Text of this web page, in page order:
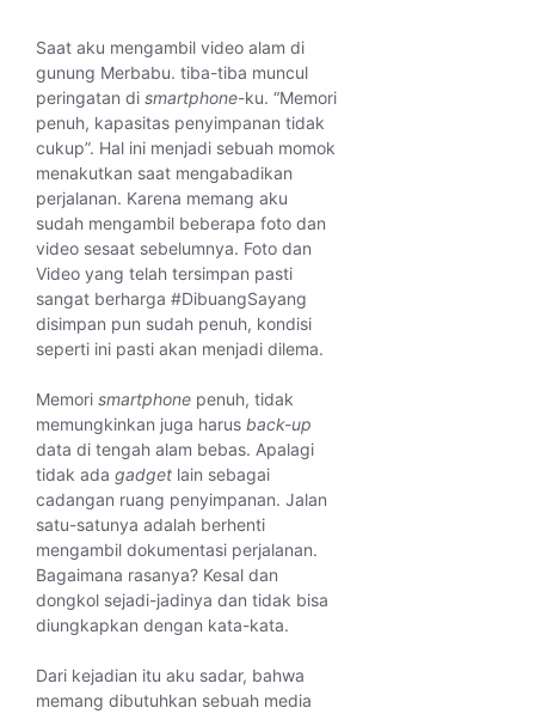
Saat aku mengambil video alam di
gunung Merbabu. tiba-tiba muncul
peringatan di smartphone-ku. “Memori
penuh, kapasitas penyimpanan tidak
cukup”. Hal ini menjadi sebuah momok
menakutkan saat mengabadikan
perjalanan. Karena memang aku
sudah mengambil beberapa foto dan
video sesaat sebelumnya. Foto dan
Video yang telah tersimpan pasti
sangat berharga #DibuangSayang
disimpan pun sudah penuh, kondisi
seperti ini pasti akan menjadi dilema.
Memori smartphone penuh, tidak
memungkinkan juga harus back-up
data di tengah alam bebas. Apalagi
tidak ada gadget lain sebagai
cadangan ruang penyimpanan. Jalan
satu-satunya adalah berhenti
mengambil dokumentasi perjalanan.
Bagaimana rasanya? Kesal dan
dongkol sejadi-jadinya dan tidak bisa
diungkapkan dengan kata-kata.
Dari kejadian itu aku sadar, bahwa
memang dibutuhkan sebuah media